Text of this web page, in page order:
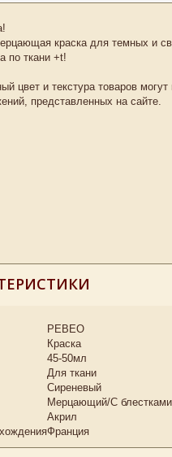
цвет и текстура товаров
представленных на сайте.
PEBEO
Краска
45-50мл
Для ткани
Сиреневый
Мерцающий/С блестками
Акрил
Франция